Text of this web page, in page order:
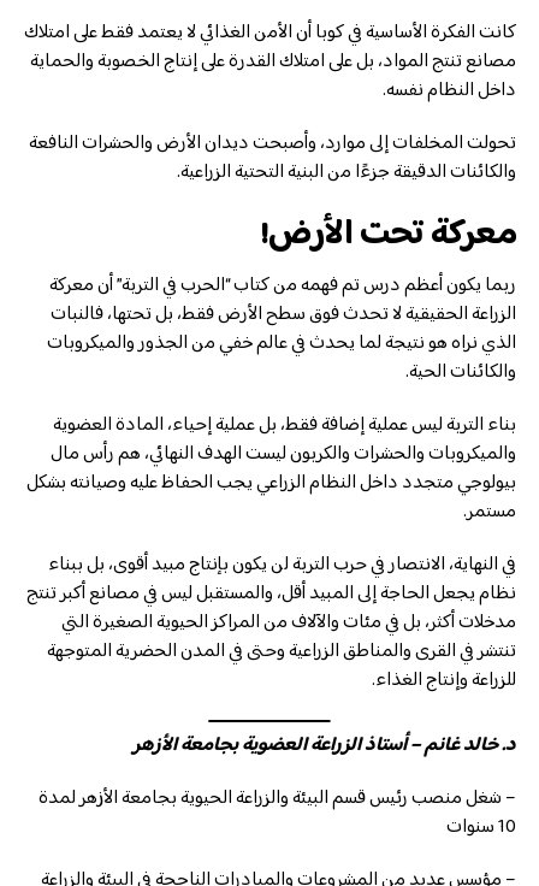
كانت الفكرة الأساسية في كوبا أن الأمن الغذائي لا يعتمد فقط على امتلاك
مصانع تنتج المواد، بل على امتلاك القدرة على إنتاج الخصوبة والحماية
داخل النظام نفسه.
تحولت المخلفات إلى موارد، وأصبحت ديدان الأرض والحشرات النافعة
والكائنات الدقيقة جزءًا من البنية التحتية الزراعية.
معركة تحت الأرض!
ربما يكون أعظم درس تم فهمه من كتاب “الحرب في التربة” أن معركة
الزراعة الحقيقية لا تحدث فوق سطح الأرض فقط، بل تحتها، فالنبات
الذي نراه هو نتيجة لما يحدث في عالم خفي من الجذور والميكروبات
والكائنات الحية.
بناء التربة ليس عملية إضافة فقط، بل عملية إحياء، المادة العضوية
والميكروبات والحشرات والكربون ليست الهدف النهائي، هم رأس مال
بيولوجي متجدد داخل النظام الزراعي يجب الحفاظ عليه وصيانته بشكل
مستمر.
في النهاية، الانتصار في حرب التربة لن يكون بإنتاج مبيد أقوى، بل ببناء
نظام يجعل الحاجة إلى المبيد أقل، والمستقبل ليس في مصانع أكبر تنتج
مدخلات أكثر، بل في مئات والآلاف من المراكز الحيوية الصغيرة التي
تنتشر في القرى والمناطق الزراعية وحتى في المدن الحضرية المتوجهة
للزراعة وإنتاج الغذاء.
د. خالد غانم – أستاذ الزراعة العضوية بجامعة الأزهر
– شغل منصب رئيس قسم البيئة والزراعة الحيوية بجامعة الأزهر لمدة
10 سنوات